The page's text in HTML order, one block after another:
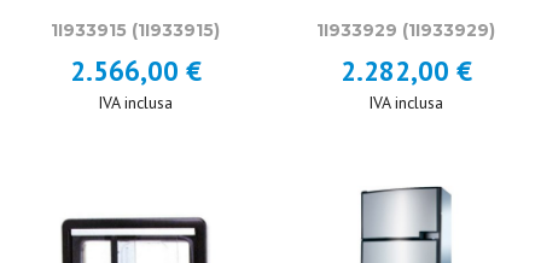
1I933915 (1I933915)
2.566,00 €
IVA inclusa
1I933929 (1I933929)
2.282,00 €
IVA inclusa